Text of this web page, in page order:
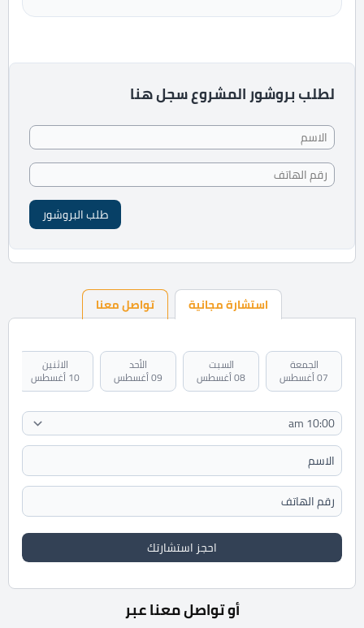
لطلب بروشور المشروع سجل هنا
طلب البروشور
استشارة مجانية تواصل معنا
الجمعة
07 أغسطس
السبت
08 أغسطس
الأحد
09 أغسطس
الاثنين
10 أغسطس
احجز استشارتك
أو تواصل معنا عبر